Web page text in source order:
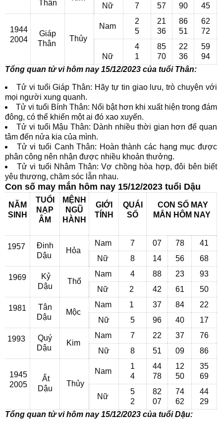
Thân
Nữ
7 57 90 45
1944
2004
Giáp
Thân
Thủy
Nam
2
5
21
36
86
51
62
72
Nữ
4
1
85
70
22
36
59
94
Tổng quan tử vi hôm nay 15/12/2023 của tuổi Thân:
Tử vi tuổi Giáp Thân: Hãy tự tin giao lưu, trò chuyện với
mọi người xung quanh.
Tử vi tuổi Bính Thân: Nổi bật hơn khi xuất hiện trong đám
đông, có thể khiến một ai đó xao xuyến.
Tử vi tuổi Mậu Thân: Dành nhiều thời gian hơn để quan
tâm đến nửa kia của mình.
Tử vi tuổi Canh Thân: Hoàn thành các hạng mục được
phân công nên nhận được nhiều khoản thưởng.
Tử vi tuổi Nhâm Thân: Vợ chồng hòa hợp, đôi bên biết
yêu thương, chăm sóc lẫn nhau.
Con số may mắn hôm nay 15/12/2023 tuổi Dậu
NĂM
SINH
TUỔI
NẠP
ÂM
MỆNH
NGŨ
HÀNH
GIỚI
TÍNH
QUÁI
SỐ
CON SỐ MAY
MẮN HÔM NAY
1957
Đinh
Dậu
Hỏa
Nam 7 07 78
41
Nữ
8 14 56 68
1969
Kỷ
Dậu
Thổ
Nam 4 88 23
93
Nữ
2 42 61 50
1981
Tân
Dậu
Mộc
Nam 1 37 84
22
Nữ
5 96 40 17
1993
Quý
Dậu
Kim
Nam 7 22 37
76
Nữ
8 51 09 86
1945
2005
Ất
Dậu
Thủy
Nam
1
4
44
78
12
50
35
69
Nữ
5
2
82
07
74
62
44
29
Tổng quan tử vi hôm nay 15/12/2023 của tuổi Dậu: